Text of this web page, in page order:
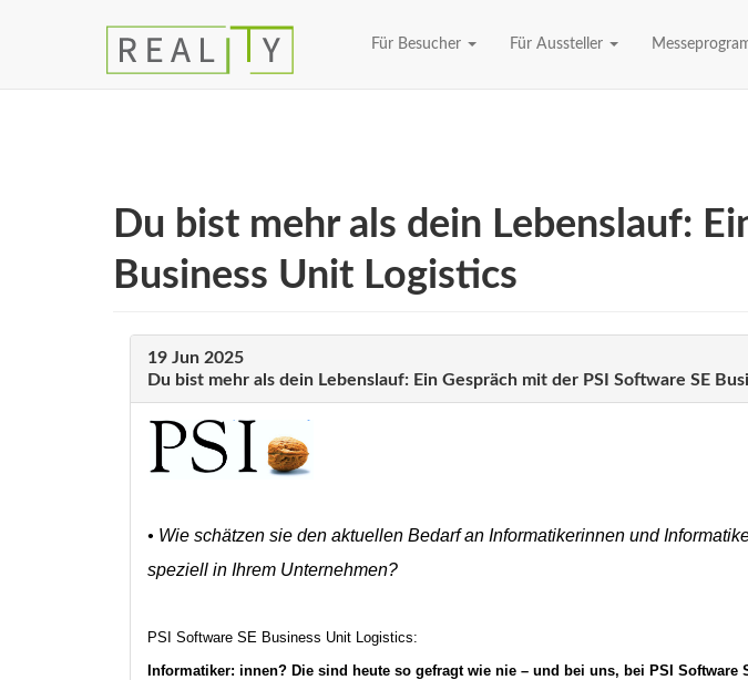
Für Besucher Für Aussteller
Du bist mehr als dein Lebenslauf:
Business Unit Logistics
19 Jun 2025
Du bist mehr als dein Lebenslauf: Ein Gespräch mit der PSI Software SE
• Wie schätzen sie den aktuellen Bedarf an Informatikerinnen und
speziell in Ihrem Unternehmen?
PSI Software SE Business Unit Logistics:
Informatiker: innen? Die sind heute so gefragt wie nie – und bei uns, bei PSI